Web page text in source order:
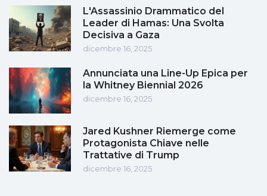
L'Assassinio Drammatico del
Leader di Hamas: Una Svolta
Decisiva a Gaza
dicembre 16, 2025
Annunciata una Line-Up Epica per
la Whitney Biennial 2026
dicembre 16, 2025
Jared Kushner Riemerge come
Protagonista Chiave nelle
Trattative di Trump
dicembre 16, 2025